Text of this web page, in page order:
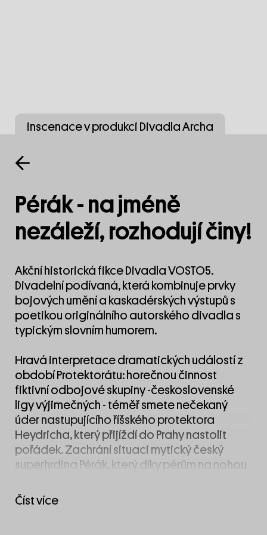
inscenace v produkci Divadla Archa
Pérák - na jméně
nezáleží, rozhodují činy!
Akční historická fikce Divadla VOSTO5.
Divadelní podívaná, která kombinuje prvky
bojových umění a kaskadérských výstupů s
poetikou originálního autorského divadla s
typickým slovním humorem.
Hravá interpretace dramatických událostí z
období Protektorátu: horečnou činnost
fiktivní odbojové skupiny -československé
ligy výjimečných - téměř smete nečekaný
úder nastupujícího říšského protektora
Heydricha, který přijíždí do Prahy nastolit
pořádek. Zachrání situaci mytický český
superhrdina Pérák, který díky pérům na nohou
a škodí fašistickým okupantům? A existuje
Číst více